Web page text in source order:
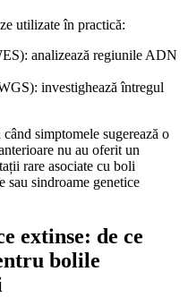
utilizate în practică:
analizează regiunile ADN
investighează întregul
simptomele sugerează o
nu au oferit un
rare asociate cu boli
sindroame genetice
extinse: de ce
bolile